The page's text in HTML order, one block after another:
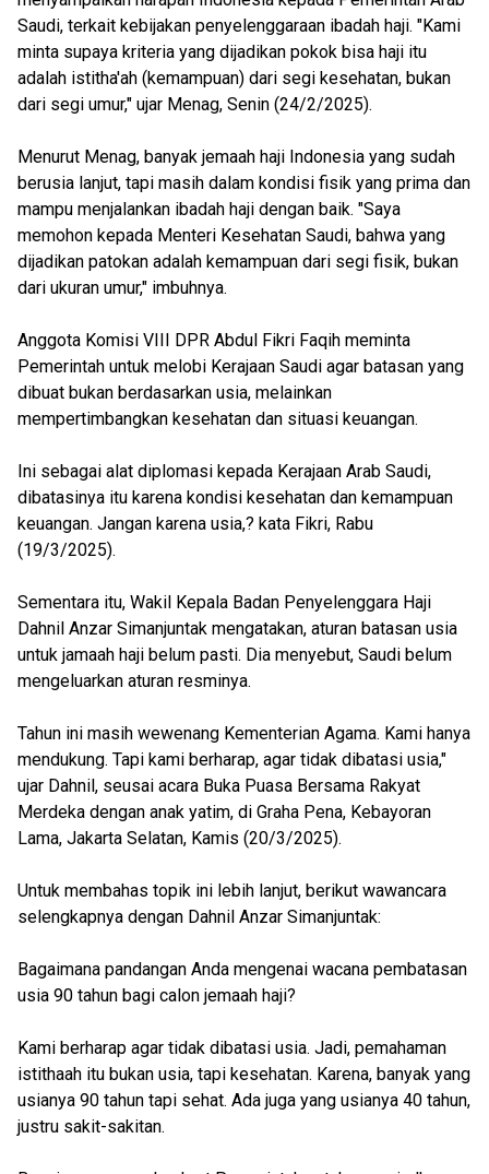
Saudi, terkait kebijakan penyelenggaraan ibadah haji. "Kami
minta supaya kriteria yang dijadikan pokok bisa haji itu
adalah istitha'ah (kemampuan) dari segi kesehatan, bukan
dari segi umur," ujar Menag, Senin (24/2/2025).
Menurut Menag, banyak jemaah haji Indonesia yang sudah
berusia lanjut, tapi masih dalam kondisi fisik yang prima dan
mampu menjalankan ibadah haji dengan baik. "Saya
memohon kepada Menteri Kesehatan Saudi, bahwa yang
dijadikan patokan adalah kemampuan dari segi fisik, bukan
dari ukuran umur," imbuhnya.
Anggota Komisi VIII DPR Abdul Fikri Faqih meminta
Pemerintah untuk melobi Kerajaan Saudi agar batasan yang
dibuat bukan berdasarkan usia, melainkan
mempertimbangkan kesehatan dan situasi keuangan.
Ini sebagai alat diplomasi kepada Kerajaan Arab Saudi,
dibatasinya itu karena kondisi kesehatan dan kemampuan
keuangan. Jangan karena usia,? kata Fikri, Rabu
(19/3/2025).
Sementara itu, Wakil Kepala Badan Penyelenggara Haji
Dahnil Anzar Simanjuntak mengatakan, aturan batasan usia
untuk jamaah haji belum pasti. Dia menyebut, Saudi belum
mengeluarkan aturan resminya.
Tahun ini masih wewenang Kementerian Agama. Kami hanya
mendukung. Tapi kami berharap, agar tidak dibatasi usia,"
ujar Dahnil, seusai acara Buka Puasa Bersama Rakyat
Merdeka dengan anak yatim, di Graha Pena, Kebayoran
Lama, Jakarta Selatan, Kamis (20/3/2025).
Untuk membahas topik ini lebih lanjut, berikut wawancara
selengkapnya dengan Dahnil Anzar Simanjuntak:
Bagaimana pandangan Anda mengenai wacana pembatasan
usia 90 tahun bagi calon jemaah haji?
Kami berharap agar tidak dibatasi usia. Jadi, pemahaman
istithaah itu bukan usia, tapi kesehatan. Karena, banyak yang
usianya 90 tahun tapi sehat. Ada juga yang usianya 40 tahun,
justru sakit-sakitan.